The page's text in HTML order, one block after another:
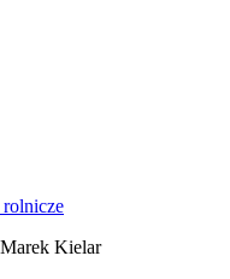
rolnicze
Kielar